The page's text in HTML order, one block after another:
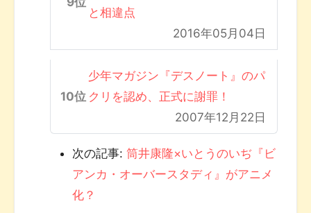
と相違点
2016年05月04日
少年マガジン『デスノート』のパ
クリを認め、正式に謝罪！
2007年12月22日
次の記事: 筒井康隆×いとうのいぢ『ビ
アンカ・オーバースタディ』がアニメ
化？